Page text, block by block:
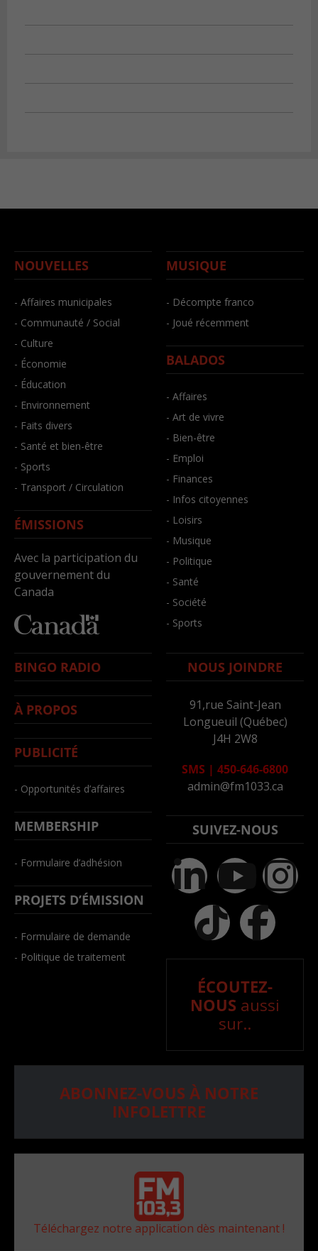
NOUVELLES
- Affaires municipales
- Communauté / Social
- Culture
- Économie
- Éducation
- Environnement
- Faits divers
- Santé et bien-être
- Sports
- Transport / Circulation
ÉMISSIONS
Avec la participation du
gouvernement du
Canada
MUSIQUE
- Décompte franco
- Joué récemment
BALADOS
- Affaires
- Art de vivre
- Bien-être
- Emploi
- Finances
- Infos citoyennes
- Loisirs
- Musique
- Politique
- Santé
- Société
- Sports
BINGO RADIO
À PROPOS
PUBLICITÉ
- Opportunités d’affaires
MEMBERSHIP
- Formulaire d’adhésion
PROJETS D’ÉMISSION
- Formulaire de demande
- Politique de traitement
NOUS JOINDRE
91,rue Saint-Jean
Longueuil (Québec)
J4H 2W8
SMS | 450-646-6800
admin@fm1033.ca
SUIVEZ-NOUS
ÉCOUTEZ-
NOUS aussi
sur..
ABONNEZ-VOUS À NOTRE
INFOLETTRE
Téléchargez notre application dès maintenant !